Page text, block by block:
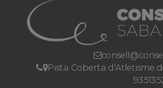
Pista Coberta d'Atletisme